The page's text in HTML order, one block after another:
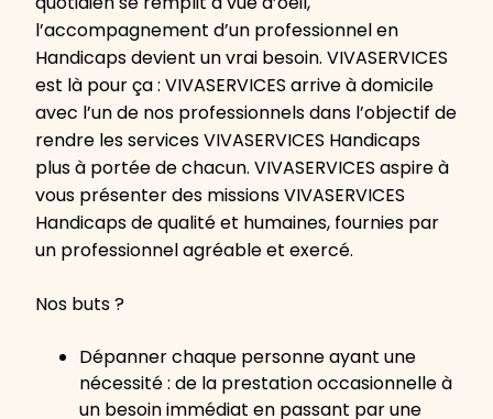
l’accompagnement d’un professionnel en
Handicaps devient un vrai besoin. VIVASERVICES
est là pour ça : VIVASERVICES arrive à domicile
avec l’un de nos professionnels dans l’objectif de
rendre les services VIVASERVICES Handicaps
plus à portée de chacun. VIVASERVICES aspire à
vous présenter des missions VIVASERVICES
Handicaps de qualité et humaines, fournies par
un professionnel agréable et exercé.
Nos buts ?
Dépanner chaque personne ayant une
nécessité : de la prestation occasionnelle à
un besoin immédiat en passant par une